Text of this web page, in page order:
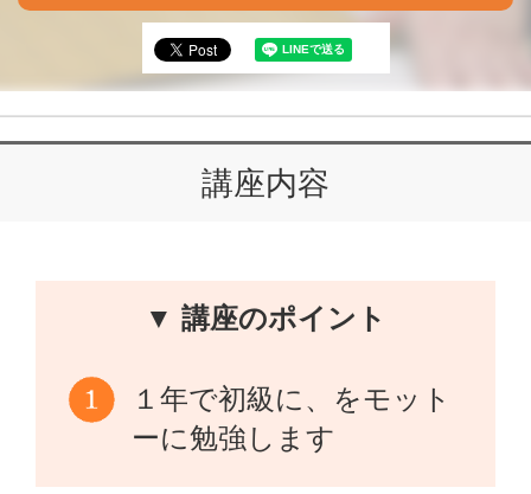
講座内容
▼ 講座のポイント
１年で初級に、をモット
ーに勉強します